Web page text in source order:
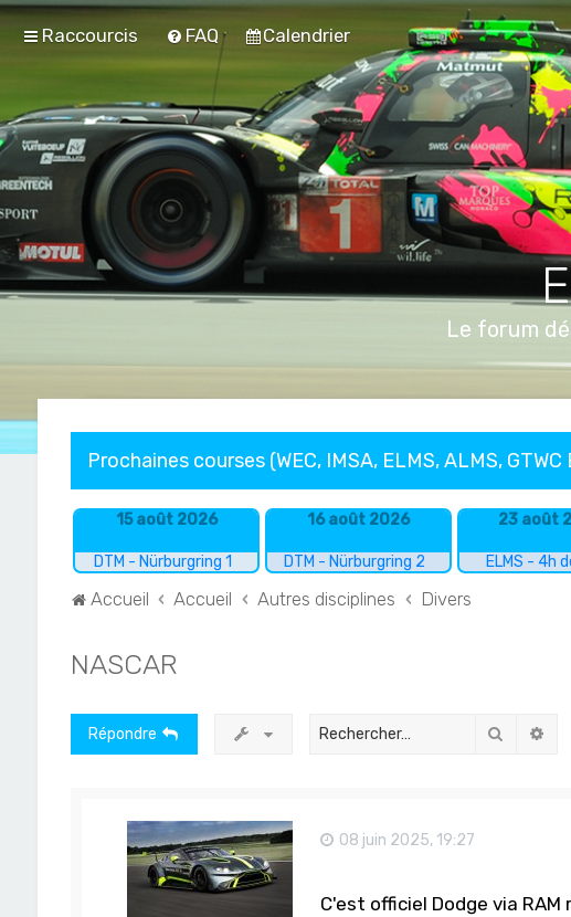
Raccourcis FAQ Calendrier
Le forum
Prochaines courses (WEC, IMSA, ELMS, ALMS,
15 août 2026
DTM - Nürburgring 1
16 août 2026
DTM - Nürburgring 2
23 août
ELMS - 4h
Accueil Accueil Autres disciplines Divers
NASCAR
Répondre
08 juin 2025, 19:27
C'est officiel Dodge via